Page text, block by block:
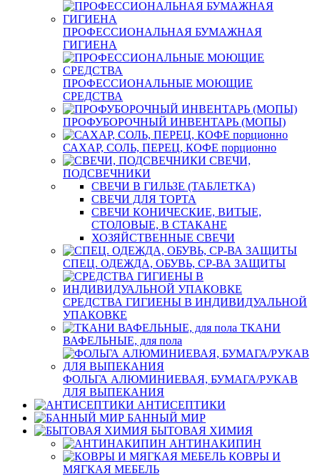
ПРОФЕССИОНАЛЬНАЯ БУМАЖНАЯ
ГИГИЕНА
ПРОФЕССИОНАЛЬНЫЕ МОЮЩИЕ
СРЕДСТВА
ПРОФУБОРОЧНЫЙ ИНВЕНТАРЬ (МОПЫ)
САХАР, СОЛЬ, ПЕРЕЦ, КОФЕ порционно
СВЕЧИ,
ПОДСВЕЧНИКИ
СВЕЧИ В ГИЛЬЗЕ (ТАБЛЕТКА)
СВЕЧИ ДЛЯ ТОРТА
СВЕЧИ КОНИЧЕСКИЕ, ВИТЫЕ,
СТОЛОВЫЕ, В СТАКАНЕ
ХОЗЯЙСТВЕННЫЕ СВЕЧИ
СПЕЦ. ОДЕЖДА, ОБУВЬ, СР-ВА ЗАЩИТЫ
СРЕДСТВА ГИГИЕНЫ В ИНДИВИДУАЛЬНОЙ
УПАКОВКЕ
ТКАНИ
ВАФЕЛЬНЫЕ, для пола
ФОЛЬГА АЛЮМИНИЕВАЯ, БУМАГА/РУКАВ
ДЛЯ ВЫПЕКАНИЯ
АНТИСЕПТИКИ
БАННЫЙ МИР
БЫТОВАЯ ХИМИЯ
АНТИНАКИПИН
КОВРЫ И
МЯГКАЯ МЕБЕЛЬ